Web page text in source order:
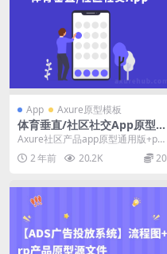
App Axure原型模板
体育垂直/社区社交App原型r
p文件axure源文件（附源文件
下载）
Axure社区产品app原型通用版+prd
通用产品需求文档+产品结构+社区
产品 ...
2 年前 20.2K 20